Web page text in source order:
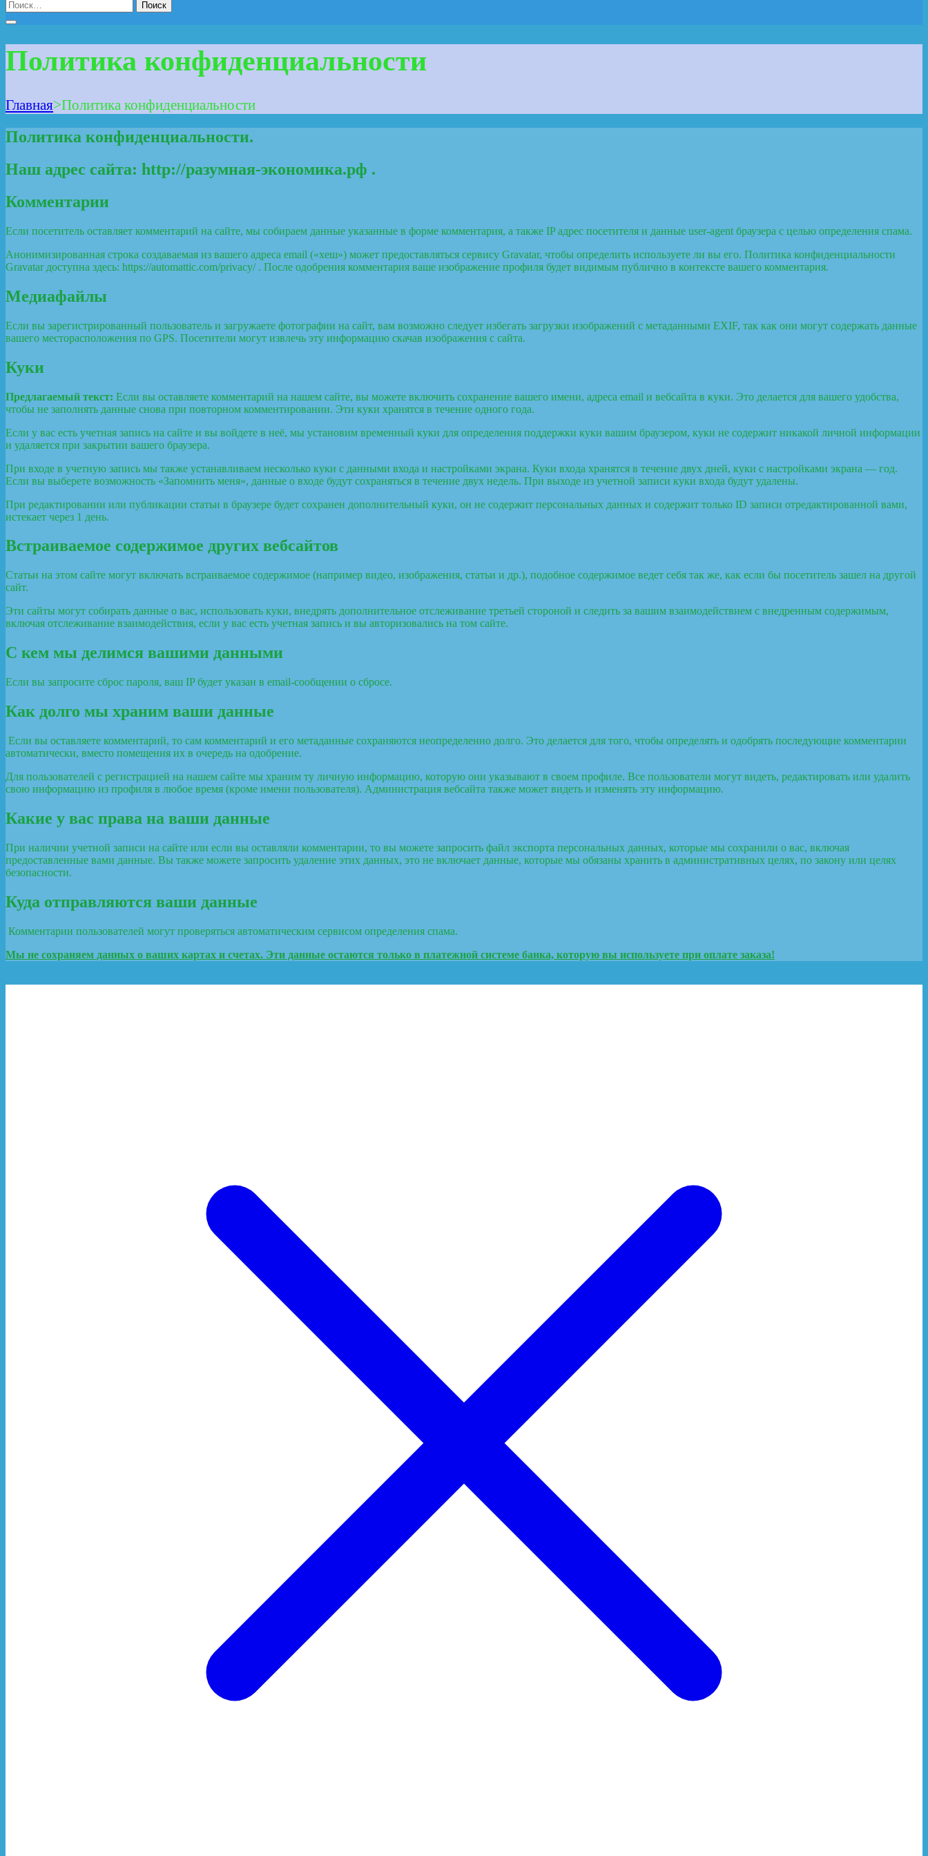
Найти:
Политика конфиденциальности
Главная>Политика конфиденциальности
Политика конфиденциальности.
Наш адрес сайта: http://разумная-экономика.рф .
Комментарии
Если посетитель оставляет комментарий на сайте, мы собираем данные указанные в форме комментария, а также IP адрес посетителя и данные user-agent браузера с целью определения спама.
Анонимизированная строка создаваемая из вашего адреса email («хеш») может предоставляться сервису Gravatar, чтобы определить используете ли вы его. Политика конфиденциальности
Gravatar доступна здесь: https://automattic.com/privacy/ . После одобрения комментария ваше изображение профиля будет видимым публично в контексте вашего комментария.
Медиафайлы
Если вы зарегистрированный пользователь и загружаете фотографии на сайт, вам возможно следует избегать загрузки изображений с метаданными EXIF, так как они могут содержать данные
вашего месторасположения по GPS. Посетители могут извлечь эту информацию скачав изображения с сайта.
Куки
Предлагаемый текст: Если вы оставляете комментарий на нашем сайте, вы можете включить сохранение вашего имени, адреса email и вебсайта в куки. Это делается для вашего удобства,
чтобы не заполнять данные снова при повторном комментировании. Эти куки хранятся в течение одного года.
Если у вас есть учетная запись на сайте и вы войдете в неё, мы установим временный куки для определения поддержки куки вашим браузером, куки не содержит никакой личной информации
и удаляется при закрытии вашего браузера.
При входе в учетную запись мы также устанавливаем несколько куки с данными входа и настройками экрана. Куки входа хранятся в течение двух дней, куки с настройками экрана — год.
Если вы выберете возможность «Запомнить меня», данные о входе будут сохраняться в течение двух недель. При выходе из учетной записи куки входа будут удалены.
При редактировании или публикации статьи в браузере будет сохранен дополнительный куки, он не содержит персональных данных и содержит только ID записи отредактированной вами,
истекает через 1 день.
Встраиваемое содержимое других вебсайтов
Статьи на этом сайте могут включать встраиваемое содержимое (например видео, изображения, статьи и др.), подобное содержимое ведет себя так же, как если бы посетитель зашел на другой
сайт.
Эти сайты могут собирать данные о вас, использовать куки, внедрять дополнительное отслеживание третьей стороной и следить за вашим взаимодействием с внедренным содержимым,
включая отслеживание взаимодействия, если у вас есть учетная запись и вы авторизовались на том сайте.
С кем мы делимся вашими данными
Если вы запросите сброс пароля, ваш IP будет указан в email-сообщении о сбросе.
Как долго мы храним ваши данные
Если вы оставляете комментарий, то сам комментарий и его метаданные сохраняются неопределенно долго. Это делается для того, чтобы определять и одобрять последующие комментарии
автоматически, вместо помещения их в очередь на одобрение.
Для пользователей с регистрацией на нашем сайте мы храним ту личную информацию, которую они указывают в своем профиле. Все пользователи могут видеть, редактировать или удалить
свою информацию из профиля в любое время (кроме имени пользователя). Администрация вебсайта также может видеть и изменять эту информацию.
Какие у вас права на ваши данные
При наличии учетной записи на сайте или если вы оставляли комментарии, то вы можете запросить файл экспорта персональных данных, которые мы сохранили о вас, включая
предоставленные вами данные. Вы также можете запросить удаление этих данных, это не включает данные, которые мы обязаны хранить в административных целях, по закону или целях
безопасности.
Куда отправляются ваши данные
Комментарии пользователей могут проверяться автоматическим сервисом определения спама.
Мы не сохраняем данных о ваших картах и счетах. Эти данные остаются только в платежной системе банка, которую вы используете при оплате заказа!